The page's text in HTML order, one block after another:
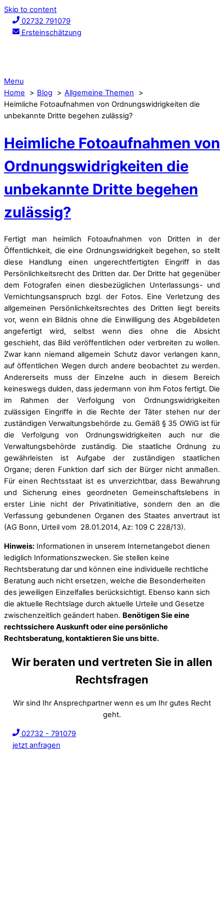
Skip to content
02732 791079
Ersteinschätzung
Menu
Home
Blog
Allgemeine Themen
Heimliche Fotoaufnahmen von Ordnungswidrigkeiten die
unbekannte Dritte begehen zulässig?
Heimliche Fotoaufnahmen von
Ordnungswidrigkeiten die
unbekannte Dritte begehen
zulässig?
Fertigt man heimlich Fotoaufnahmen von Dritten in der
Öffentlichkeit, die eine Ordnungswidrigkeit begehen, so stellt
diese Handlung einen ungerechtfertigten Eingriff in das
Persönlichkeitsrecht des Dritten dar. Der Dritte hat gegenüber
dem Fotografen einen diesbezüglichen Unterlassungs- und
Vernichtungsanspruch bzgl. der Fotos. Eine Verletzung des
allgemeinen Persönlichkeitsrechtes des Dritten liegt bereits
vor, wenn ein Bildnis ohne die Einwilligung des Abgebildeten
angefertigt wird, selbst wenn dies ohne die Absicht
geschieht, das Bild veröffentlichen oder verbreiten zu wollen.
Zwar kann niemand allgemein Schutz davor verlangen kann,
auf öffentlichen Wegen durch andere beobachtet zu werden.
Andererseits muss der Einzelne auch in diesem Bereich
keineswegs dulden, dass jedermann von ihm Fotos fertigt. Die
im Rahmen der Verfolgung von Ordnungswidrigkeiten
zulässigen Eingriffe in die Rechte der Täter stehen nur der
zuständigen Verwaltungsbehörde zu. Gemäß § 35 OWiG ist für
die Verfolgung von Ordnungswidrigkeiten auch nur die
Verwaltungsbehörde zuständig. Die staatliche Ordnung zu
gewährleisten ist Aufgabe der zuständigen staatlichen
Organe; deren Funktion darf sich der Bürger nicht anmaßen.
Für einen Rechtsstaat ist es unverzichtbar, dass Bewahrung
und Sicherung eines geordneten Gemeinschaftslebens in
erster Linie nicht der Privatinitiative, sondern den an die
Verfassung gebundenen Organen des Staates anvertraut ist
(AG Bonn, Urteil vom 28.01.2014, Az: 109 C 228/13).
Hinweis: Informationen in unserem Internetangebot dienen
lediglich Informationszwecken. Sie stellen keine
Rechtsberatung dar und können eine individuelle rechtliche
Beratung auch nicht ersetzen, welche die Besonderheiten
des jeweiligen Einzelfalles berücksichtigt. Ebenso kann sich
die aktuelle Rechtslage durch aktuelle Urteile und Gesetze
zwischenzeitlich geändert haben. Benötigen Sie eine
rechtssichere Auskunft oder eine persönliche
Rechtsberatung, kontaktieren Sie uns bitte.
Wir beraten und vertreten Sie in allen
Rechtsfragen
Wir sind Ihr Ansprechpartner wenn es um Ihr gutes Recht
geht.
02732 - 791079
jetzt anfragen